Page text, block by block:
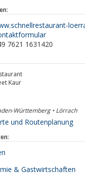
7621 1631420
Kaur
Württemberg • Lörrach
und Routenplanung
& Gastwirtschaften